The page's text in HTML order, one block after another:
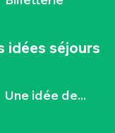
idées séjours
Une idée de...